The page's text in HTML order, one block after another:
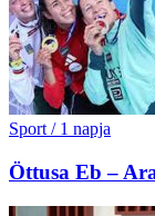
Sport / 1 napja
Öttusa Eb –